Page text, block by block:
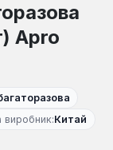
Apro
виробник:Китай